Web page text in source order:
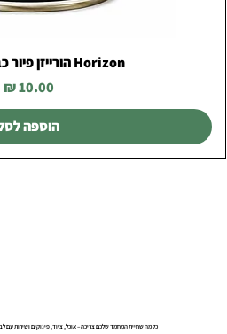
Horizon הורייזן פיור כבש 200 גרם
מחיר
הוספה
כל מה שחיית המחמד שלכם צריכה – אוכל, ציוד, פינוקים ושירות